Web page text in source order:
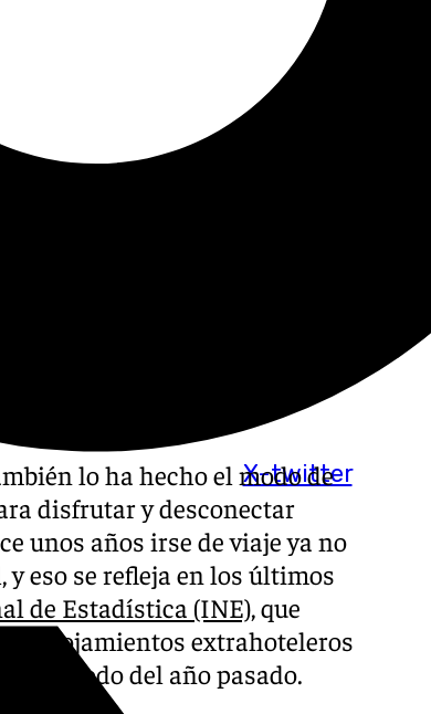
X-twitter
lo ha hecho el modo de
disfrutar y desconectar
unos años irse de viaje ya no
y eso se refleja en los últimos
de Estadística (INE), que
en alojamientos extrahoteleros
periodo del año pasado.